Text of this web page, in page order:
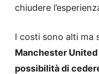
chiudere
I costi sono alti ma
Manchester
possibilità di